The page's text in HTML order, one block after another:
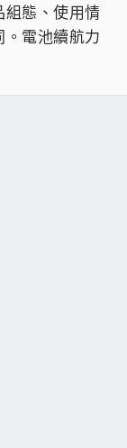
態、使用情
電池續航力